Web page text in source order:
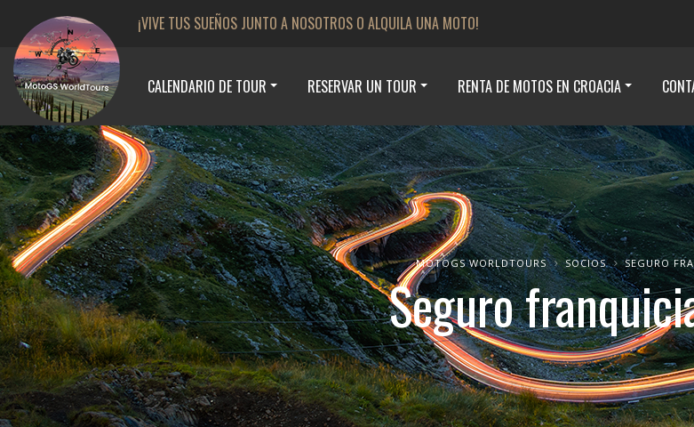
¡VIVE TUS SUEÑOS JUNTO A NOSOTROS O ALQUILA UNA MOTO!
CALENDARIO DE TOUR RESERVAR UN TOUR RENTA DE MOTOS EN CROACIA
MOTOGS WORLDTOURS SOCIOS SEGURO
Seguro